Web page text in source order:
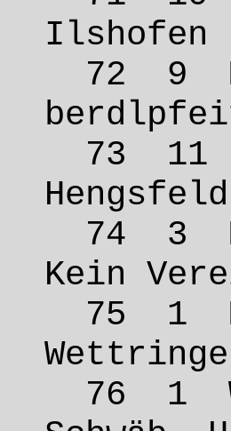
72 9
73
74 3
Kein
75 1
76 1